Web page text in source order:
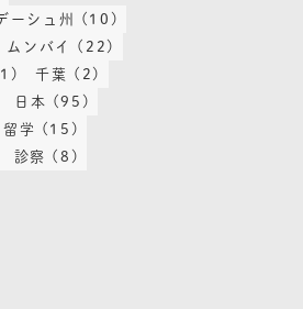
ーシュ州
(10)
ムンバイ
(22)
千葉
(2)
日本
(95)
留学
(15)
診察
(8)